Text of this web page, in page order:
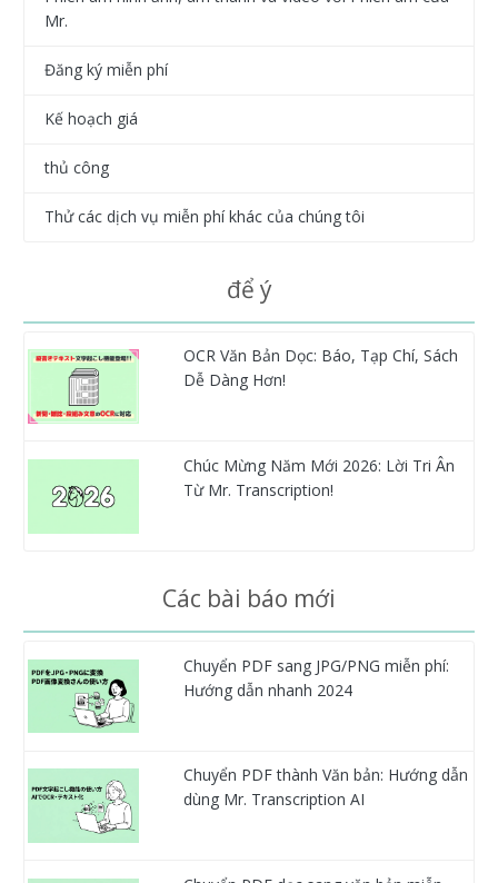
Mr.
Đăng ký miễn phí
Kế hoạch giá
thủ công
Thử các dịch vụ miễn phí khác của chúng tôi
để ý
OCR Văn Bản Dọc: Báo, Tạp Chí, Sách
Dễ Dàng Hơn!
Chúc Mừng Năm Mới 2026: Lời Tri Ân
Từ Mr. Transcription!
Các bài báo mới
Chuyển PDF sang JPG/PNG miễn phí:
Hướng dẫn nhanh 2024
Chuyển PDF thành Văn bản: Hướng dẫn
dùng Mr. Transcription AI